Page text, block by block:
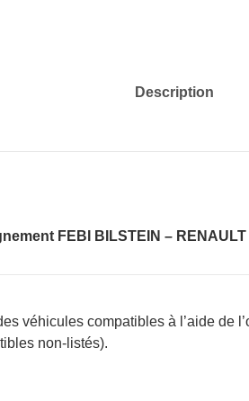
Description
FEBI BILSTEIN – RENAULT
véhicules compatibles à l’aide de
non-listés).